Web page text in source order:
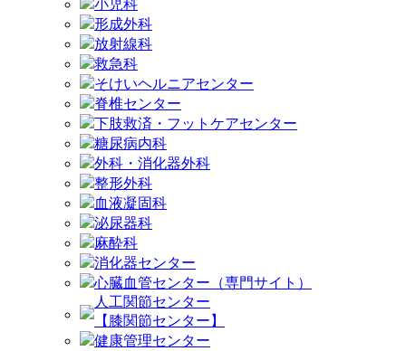
小児科
形成外科
放射線科
救急科
そけいヘルニアセンター
脊椎センター
下肢救済・フットケアセンター
糖尿病内科
外科・消化器外科
整形外科
血液凝固科
泌尿器科
麻酔科
消化器センター
心臓血管センター（専門サイト）
人工関節センター
【膝関節センター】
健康管理センター